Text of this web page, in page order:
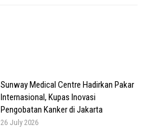
Sunway Medical Centre Hadirkan Pakar
Internasional, Kupas Inovasi
Pengobatan Kanker di Jakarta
26 July 2026